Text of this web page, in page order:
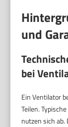
und
bei
Ein Ventilator
Teilen.
nutzen sich ab.